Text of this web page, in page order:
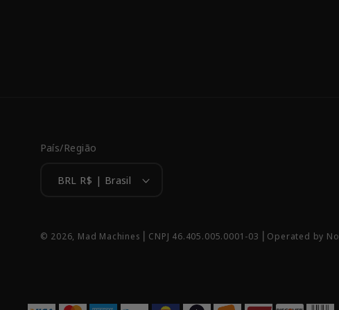
País/Região
BRL R$ | Brasil
© 2026, Mad Machines ⎢CNPJ 46.405.005.0001-03 ⎢Operated by